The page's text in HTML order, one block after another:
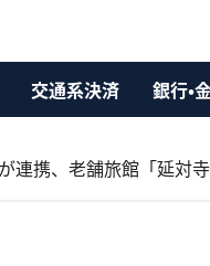
交通系決済 銀行・
連携、老舗旅館「延対